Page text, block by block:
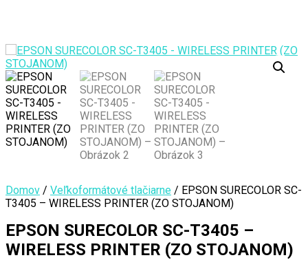
Domov / Veľkoformátové tlačiarne / EPSON SURECOLOR SC-
T3405 – WIRELESS PRINTER (ZO STOJANOM)
EPSON SURECOLOR SC-T3405 –
WIRELESS PRINTER (ZO STOJANOM)